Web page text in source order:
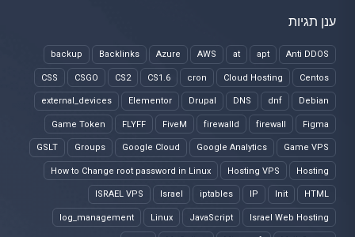
ענן תגיות
Anti DDOS
apt
at
AWS
Azure
Backlinks
backup
Centos
Cloud Hosting
cron
CS1.6
CS2
CSGO
CSS
Debian
dnf
DNS
Drupal
Elementor
external_devices
Figma
firewall
firewalld
FiveM
FLYFF
Game Token
Game VPS
Google Analytics
Google Cloud
Groups
GSLT
Hosting
Hosting VPS
How to Change root password in Linux
HTML
Init
IP
iptables
Israel
ISRAEL VPS
Israel Web Hosting
JavaScript
Linux
log_management